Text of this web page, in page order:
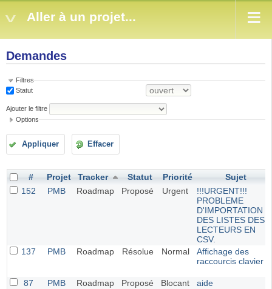
Aller à un projet...
Demandes
Filtres
Statut
Ajouter le filtre
Options
Appliquer Effacer
# Projet Tracker Statut Priorité
Sujet
152
PMB Roadmap Proposé Urgent
!!!URGENT!!!
PROBLEME
D'IMPORTATION
DES LISTES DES
LECTEURS EN
CSV.
137
PMB Roadmap Résolue Normal
Affichage des
raccourcis clavier
87 PMB Roadmap Proposé Blocant
aide